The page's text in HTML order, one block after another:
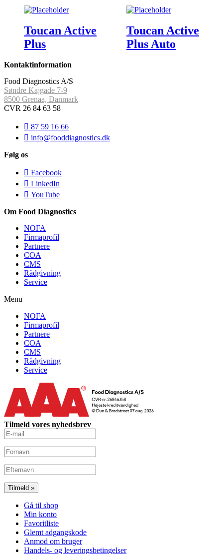
Toucan Active
Plus
Toucan Active
Plus Auto
Kontaktinformation
Food Diagnostics A/S
Søndre Kajgade 7-9
8500 Grenaa, Danmark
CVR 26 84 63 58
87 59 16 66
info@fooddiagnostics.dk
Følg os
Facebook
LinkedIn
YouTube
Om Food Diagnostics
NOFA
Firmaprofil
Partnere
COA
CMS
Rådgivning
Service
Menu
NOFA
Firmaprofil
Partnere
COA
CMS
Rådgivning
Service
Tilmeld vores nyhedsbrev
Gå til shop
Min konto
Favoritliste
Glemt adgangskode
Anmod om bruger
Handels- og leveringsbetingelser